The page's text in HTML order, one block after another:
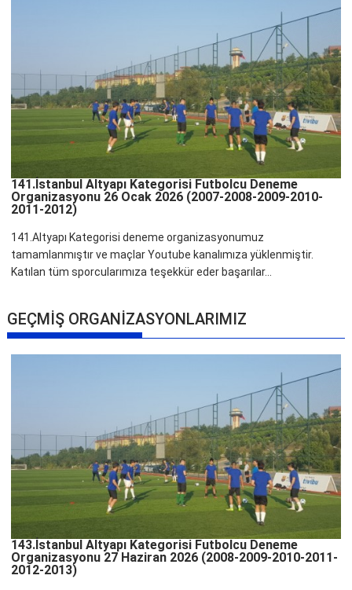
141.İstanbul Altyapı Kategorisi Futbolcu Deneme
Organizasyonu 26 Ocak 2026 (2007-2008-2009-2010-
2011-2012)
141.Altyapı Kategorisi deneme organizasyonumuz
tamamlanmıştır ve maçlar Youtube kanalımıza yüklenmiştir.
Katılan tüm sporcularımıza teşekkür eder başarılar...
GEÇMİŞ ORGANİZASYONLARIMIZ
143.İstanbul Altyapı Kategorisi Futbolcu Deneme
Organizasyonu 27 Haziran 2026 (2008-2009-2010-2011-
2012-2013)